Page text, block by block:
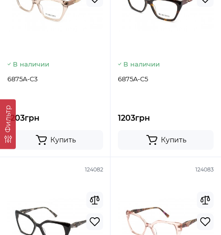
Фильтр
В наличии
6875A-C3
1203грн
Купить
В наличии
6875A-C5
1203грн
Купить
124082 124083